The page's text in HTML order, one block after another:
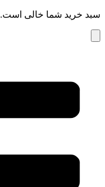
سبد خرید شما خالی است.